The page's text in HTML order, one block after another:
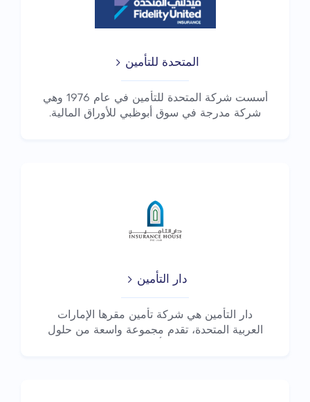
المتحدة للتأمين
أسست شركة المتحدة للتأمين في عام 1976 وهي
شركة مدرجة في سوق أبوظبي للأوراق المالية.
دار التأمين
دار التأمين هي شركة تأمين مقرها الإمارات
العربية المتحدة، تقدم مجموعة واسعة من حلول